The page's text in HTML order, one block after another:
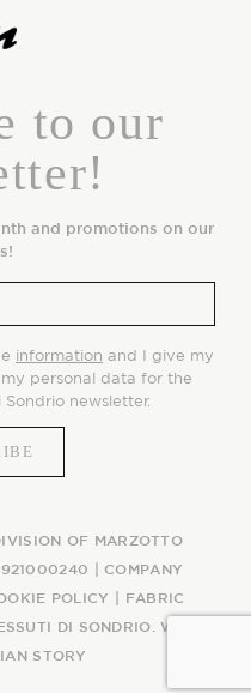
to our
and promotions on our
information and I give my
personal data for the
newsletter.
OF MARZOTTO
| COMPANY
POLICY
FABRIC
DI SONDRIO. WE
STORY